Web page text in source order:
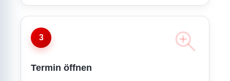
3
Termin öffnen